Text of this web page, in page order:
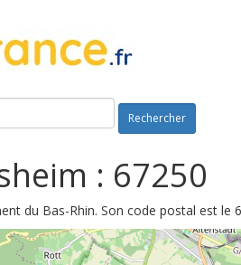
Rechercher
: 67250
du Bas-Rhin. Son code postal est le